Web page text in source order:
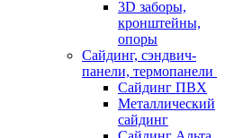
3D заборы,
кронштейны,
опоры
Cайдинг, сэндвич-
панели, термопанели
Сайдинг ПВХ
Металлический
сайдинг